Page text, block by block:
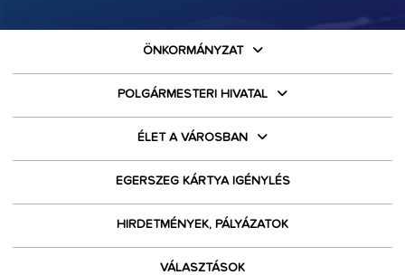
ÖNKORMÁNYZAT
POLGÁRMESTERI HIVATAL
ÉLET A VÁROSBAN
EGERSZEG KÁRTYA IGÉNYLÉS
HIRDETMÉNYEK, PÁLYÁZATOK
VÁLASZTÁSOK